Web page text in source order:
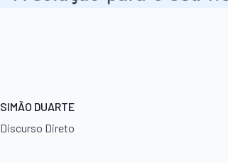
SIMÃO DUARTE
Discurso Direto